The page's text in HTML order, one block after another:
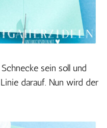
sein soll und
darauf. Nun wird der